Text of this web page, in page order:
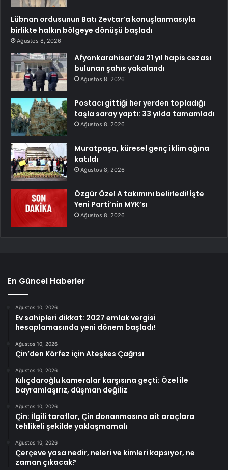
Lübnan ordusunun Batı Zevtar’a konuşlanmasıyla
birlikte halkın bölgeye dönüşü başladı
Ağustos 8, 2026
Afyonkarahisar’da 21 yıl hapis cezası
bulunan şahıs yakalandı
Ağustos 8, 2026
Postacı gittiği her yerden topladığı
taşla saray yaptı: 33 yılda tamamladı
Ağustos 8, 2026
Muratpaşa, küresel genç iklim ağına
katıldı
Ağustos 8, 2026
Özgür Özel A takımını belirledi! İşte
Yeni Parti’nin MYK’sı
Ağustos 8, 2026
En Güncel Haberler
Ağustos 10, 2026
Ev sahipleri dikkat: 2027 emlak vergisi
hesaplamasında yeni dönem başladı!
Ağustos 10, 2026
Çin’den Körfez için Ateşkes Çağrısı
Ağustos 10, 2026
Kılıçdaroğlu kameralar karşısına geçti: Özel ile
bayramlaşırız, düşman değiliz
Ağustos 10, 2026
Çin: İlgili taraflar, Çin donanmasına ait araçlara
tehlikeli şekilde yaklaşmamalı
Ağustos 10, 2026
Çerçeve yasa nedir, neleri ve kimleri kapsıyor, ne
zaman çıkacak?